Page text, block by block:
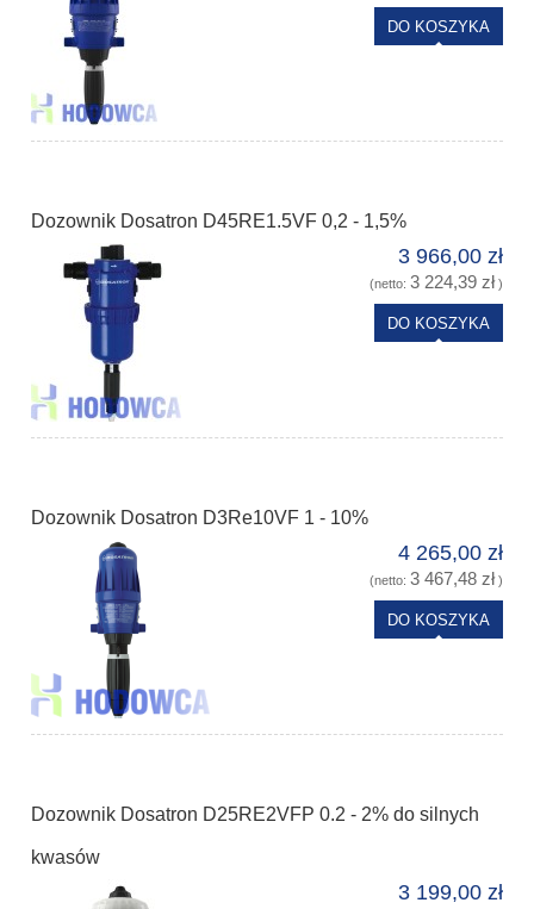
DO KOSZYKA
Dozownik Dosatron D45RE1.5VF 0,2 - 1,5%
3 966,00 zł
(netto: 3 224,39 zł)
DO KOSZYKA
Dozownik Dosatron D3Re10VF 1 - 10%
4 265,00 zł
(netto: 3 467,48 zł)
DO KOSZYKA
Dozownik Dosatron D25RE2VFP 0.2 - 2% do silnych
kwasów
3 199,00 zł